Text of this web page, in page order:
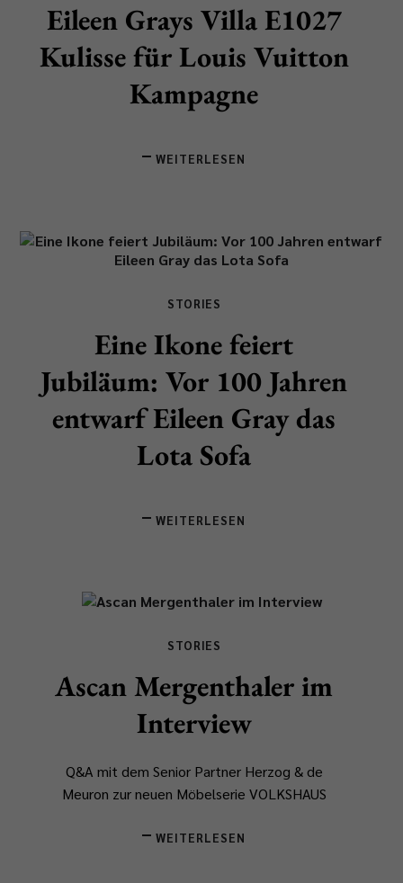
Eileen Grays Villa E1027
Kulisse für Louis Vuitton
Kampagne
WEITERLESEN
STORIES
Eine Ikone feiert
Jubiläum: Vor 100 Jahren
entwarf Eileen Gray das
Lota Sofa
WEITERLESEN
STORIES
Ascan Mergenthaler im
Interview
Q&A mit dem Senior Partner Herzog & de
Meuron zur neuen Möbelserie VOLKSHAUS
WEITERLESEN